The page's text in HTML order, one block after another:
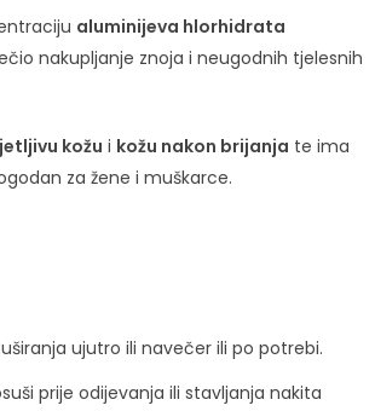
aluminijeva hlorhidrata
nakupljanje znoja i neugodnih tjelesnih
kožu i kožu nakon brijanja te ima
za žene i muškarce.
ujutro ili navečer ili po potrebi.
prije odijevanja ili stavljanja nakita